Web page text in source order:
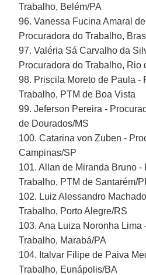
Trabalho, Belém/PA
96. Vanessa Fucina Amaral
Procuradora do Trabalho,
97. Valéria Sá Carvalho da
Procuradora do Trabalho, Rio
98. Priscila Moreto de Paula -
Trabalho, PTM de Boa Vista
99. Jeferson Pereira -
de Dourados/MS
100. Catarina von Zuben -
Campinas/SP
101. Allan de Miranda Bruno -
Trabalho, PTM de Santarém/
102. Luiz Alessandro
Trabalho, Porto Alegre/RS
103. Ana Luiza Noronha Lima
Trabalho, Marabá/PA
104. Italvar Filipe de Paiva
Trabalho, Eunápolis/BA